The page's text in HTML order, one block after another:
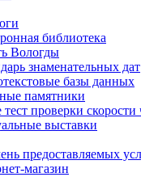
библиотека
Вологды
знаменательных дат
базы данных
памятники
тест проверки скорости
выставки
предоставляемых
магазин